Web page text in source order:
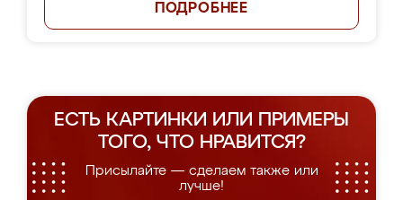
ПОДРОБНЕЕ
ЕСТЬ КАРТИНКИ ИЛИ ПРИМЕРЫ
ТОГО, ЧТО НРАВИТСЯ?
Присылайте — сделаем также или
лучше!